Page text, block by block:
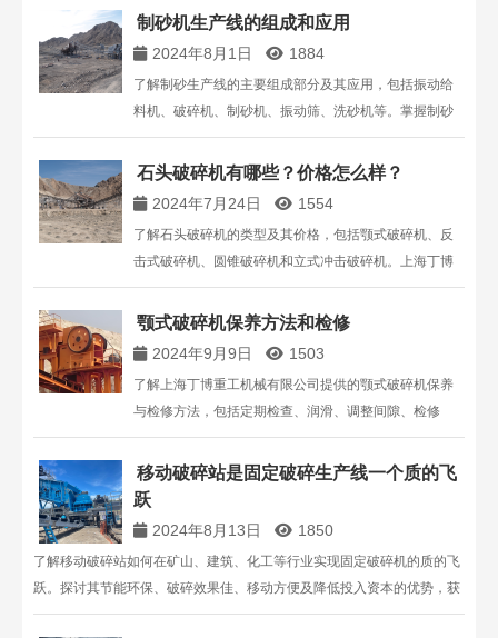
制砂机生产线的组成和应用
2024年8月1日 1884
了解制砂生产线的主要组成部分及其应用，包括振动给
料机、破碎机、制砂机、振动筛、洗砂机等。掌握制砂
流程和设备功能，提高生产效率和砂石质量。
石头破碎机有哪些？价格怎么样？
2024年7月24日 1554
了解石头破碎机的类型及其价格，包括颚式破碎机、反
击式破碎机、圆锥破碎机和立式冲击破碎机。上海丁博
重工提供高品质的破碎机设备，适合各种生产需求。
颚式破碎机保养方法和检修
2024年9月9日 1503
了解上海丁博重工机械有限公司提供的颚式破碎机保养
与检修方法，包括定期检查、润滑、调整间隙、检修
等，以延长设备使用寿命并确保高效生产。
移动破碎站是固定破碎生产线一个质的飞
跃
2024年8月13日 1850
了解移动破碎站如何在矿山、建筑、化工等行业实现固定破碎机的质的飞
跃。探讨其节能环保、破碎效果佳、移动方便及降低投入资本的优势，获
取专业技术支持和解决方案。